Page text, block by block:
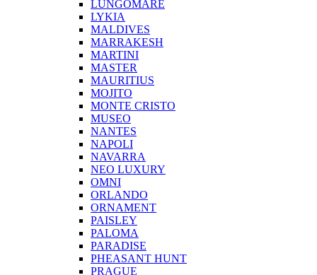
LUNGOMARE
LYKIA
MALDIVES
MARRAKESH
MARTINI
MASTER
MAURITIUS
MOJITO
MONTE CRISTO
MUSEO
NANTES
NAPOLI
NAVARRA
NEO LUXURY
OMNI
ORLANDO
ORNAMENT
PAISLEY
PALOMA
PARADISE
PHEASANT HUNT
PRAGUE